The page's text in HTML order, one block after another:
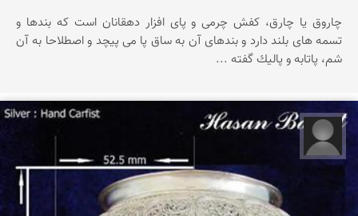
چاروق یا چارق، كفش چرمی و پای افزار دهقانان است كه بندها و
تسمه های بلند دارد و بندهای آن به ساق پا می پیچد و اصطلاحا به آن
شم، پاتابه و پالیك گفته ...